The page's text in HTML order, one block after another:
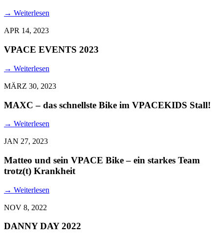
→ Weiterlesen
APR 14, 2023
VPACE EVENTS 2023
→ Weiterlesen
MÄRZ 30, 2023
MAXC – das schnellste Bike im VPACEKIDS Stall!
→ Weiterlesen
JAN 27, 2023
Matteo und sein VPACE Bike – ein starkes Team
trotz(t) Krankheit
→ Weiterlesen
NOV 8, 2022
DANNY DAY 2022